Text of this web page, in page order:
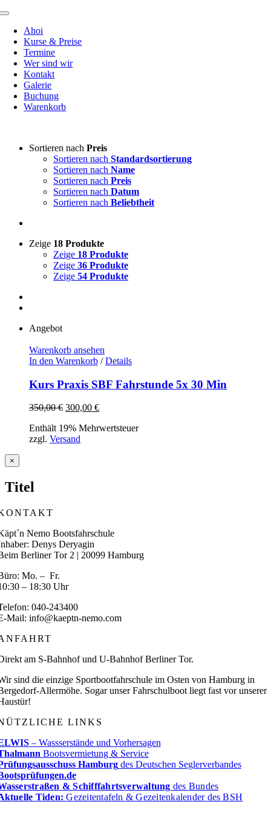
Zum
springen
Toggle
Navigation
Ahoi
Kurse & Preise
Termine
Wer sind wir
Kontakt
Galerie
Buchung
Warenkorb
Sortieren nach Preis
Sortieren nach Standardsortierung
Sortieren nach Name
Sortieren nach Preis
Sortieren nach Datum
Sortieren nach Beliebtheit
Zeige 18 Produkte
Zeige 18 Produkte
Zeige 36 Produkte
Zeige 54 Produkte
Angebot
Warenkorb ansehen
In den Warenkorb / Details
Kurs Praxis SBF Fahrstunde 5x 30 Min
350,00€ Ursprünglicher
war:
350,00 €
300,00 €Aktueller
ist:
Enthält 19% Mehrwertsteuer
zzgl. Versand
Close
product
view
×
Titel
Nemo Bootsfahrschule
Denys Deryagin
Berliner Tor 2 | 20099 Hamburg
Mo. – Fr.
– 18:30 Uhr
040-243400
Mail: info@kaeptn-nemo.com
am S-Bahnhof und U-Bahnhof Berliner Tor.
sind die einzige Sportbootfahrschule im Osten von Hamburg in
Allermöhe. Sogar unser Fahrschulboot liegt fast vor unserer
LINKS
– Wassserstände und Vorhersagen
Bootsvermietung & Service
Hamburgdes Deutschen Seglerverbandes
& Schifffahrtsverwaltung des Bundes
Tiden: Gezeitentafeln & Gezeitenkalender des BSH